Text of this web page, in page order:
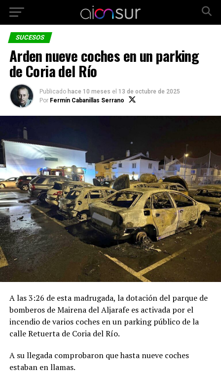
SUCESOS
Arden nueve coches en un parking
de Coria del Río
Publicado hace 10 meses el 13 de octubre de 2025
Por Fermín Cabanillas Serrano
A las 3:26 de esta madrugada, la dotación del parque de
bomberos de Mairena del Aljarafe es activada por el
incendio de varios coches en un parking público de la
calle Retuerta de Coria del Río.
A su llegada comprobaron quehasta nueve coches
estaban en llamas.